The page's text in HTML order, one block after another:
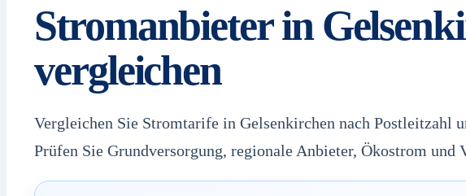
Stromanbieter in
vergleichen
Vergleichen Sie Stromtarife in Gelsenkirchen nach Postleitzahl
Prüfen Sie Grundversorgung, regionale Anbieter, Ökostrom und